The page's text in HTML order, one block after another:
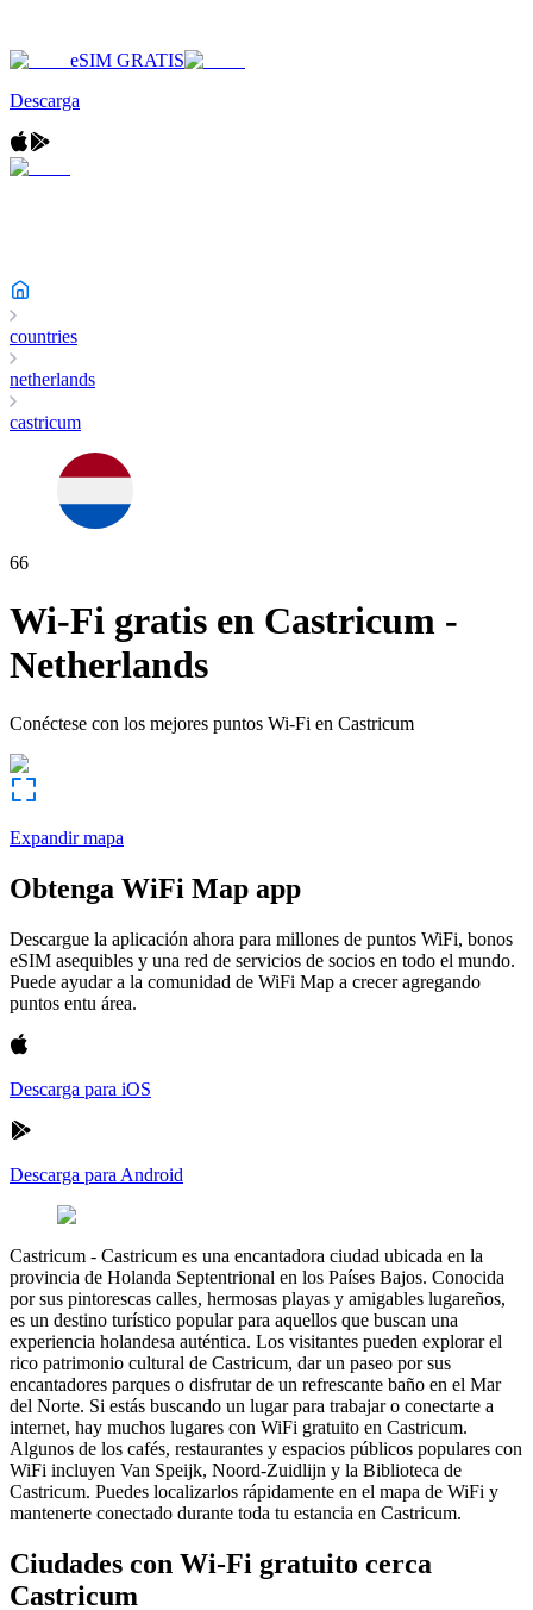
eSIM GRATIS
Descarga
countries
netherlands
castricum
66
Wi-Fi gratis en Castricum -
Netherlands
Conéctese con los mejores puntos Wi-Fi en Castricum
Expandir mapa
Obtenga WiFi Map app
Descargue la aplicación ahora para millones de puntos WiFi, bonos
eSIM asequibles y una red de servicios de socios en todo el mundo.
Puede ayudar a la comunidad de WiFi Map a crecer agregando
puntos entu área.
Descarga para iOS
Descarga para Android
Castricum - Castricum es una encantadora ciudad ubicada en la
provincia de Holanda Septentrional en los Países Bajos. Conocida
por sus pintorescas calles, hermosas playas y amigables lugareños,
es un destino turístico popular para aquellos que buscan una
experiencia holandesa auténtica. Los visitantes pueden explorar el
rico patrimonio cultural de Castricum, dar un paseo por sus
encantadores parques o disfrutar de un refrescante baño en el Mar
del Norte. Si estás buscando un lugar para trabajar o conectarte a
internet, hay muchos lugares con WiFi gratuito en Castricum.
Algunos de los cafés, restaurantes y espacios públicos populares con
WiFi incluyen Van Speijk, Noord-Zuidlijn y la Biblioteca de
Castricum. Puedes localizarlos rápidamente en el mapa de WiFi y
mantenerte conectado durante toda tu estancia en Castricum.
Ciudades con Wi-Fi gratuito cerca
Castricum